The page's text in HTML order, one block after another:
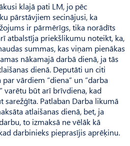
klajā pati LM, jo pēc
pārstāvjiem secinājusi, ka
ir pārmērīgs, tika norādīts
atbalstīja priekšlikumu noteikt, ka,
summas, kas viņam pienākas
nākamajā darbā dienā, ja tās
dienā. Deputāti un citi
vārdiem “diena” un “darba
varētu būt arī brīvdiena, kad
sarežģīta. Patlaban Darba likumā
atlaišanas dienā, bet, ja
to izmaksā ne vēlāk kā
darbinieks pieprasījis aprēķinu.